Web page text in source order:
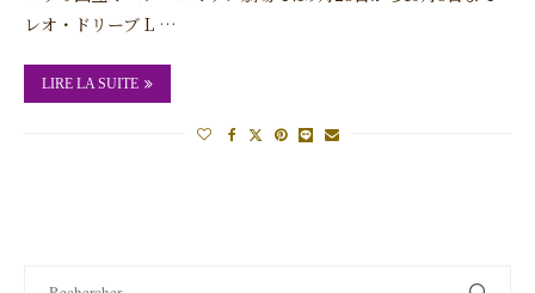
レオ・ドリーブ L …
LIRE LA SUITE